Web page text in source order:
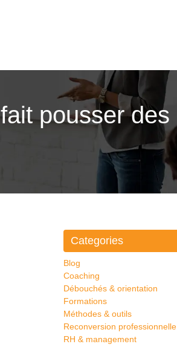
pousser des
Categories
Blog
Coaching
Débouchés & orientation
Formations
Méthodes & outils
Reconversion professionnelle
RH & management